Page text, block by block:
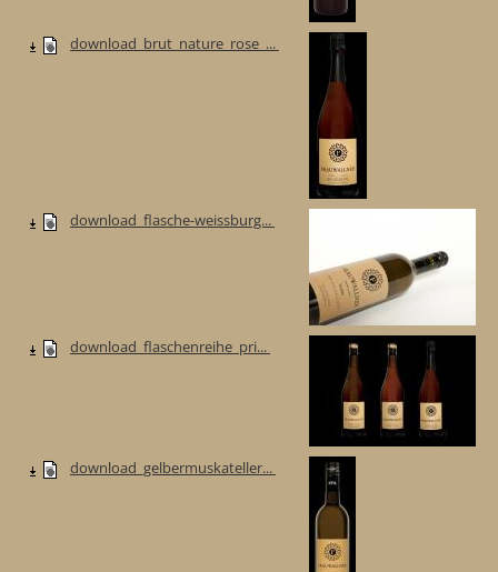
download_brut_nature_rose_...
download_flasche-weissburg...
download_flaschenreihe_pri...
download_gelbermuskateller...